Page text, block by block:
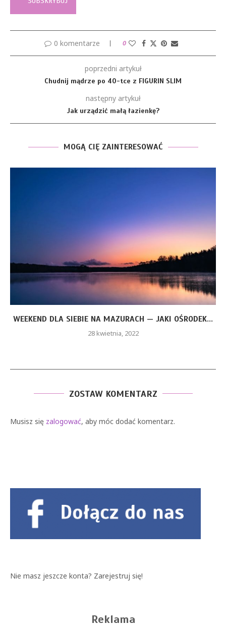
0 komentarze 0
poprzedni artykuł
Chudnij mądrze po 40-tce z FIGURIN SLIM
następny artykuł
Jak urządzić małą łazienkę?
MOGĄ CIĘ ZAINTERESOWAĆ
WEEKEND DLA SIEBIE NA MAZURACH — JAKI OŚRODEK...
28 kwietnia, 2022
ZOSTAW KOMENTARZ
Musisz się zalogować, aby móc dodać komentarz.
Nie masz jeszcze konta? Zarejestruj się!
Reklama